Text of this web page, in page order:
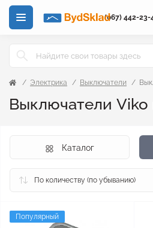
(067) 442-23-
Электрика Выключатели
Выключатели Viko
Каталог
Популярный